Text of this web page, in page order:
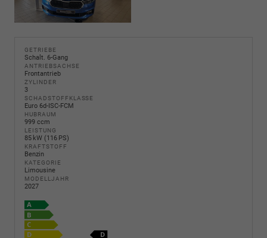
GETRIEBE
Schalt. 6-Gang
ANTRIEBSACHSE
Frontantrieb
ZYLINDER
3
SCHADSTOFFKLASSE
Euro 6d-ISC-FCM
HUBRAUM
999 ccm
LEISTUNG
85 kW (116 PS)
KRAFTSTOFF
Benzin
KATEGORIE
Limousine
MODELLJAHR
2027